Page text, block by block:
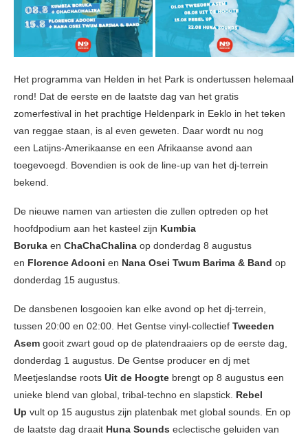
Het programma van Helden in het Park is ondertussen helemaal
rond! Dat de eerste en de laatste dag van het gratis
zomerfestival in het prachtige Heldenpark in Eeklo in het teken
van reggae staan, is al even geweten. Daar wordt nu nog
een Latijns-Amerikaanse en een Afrikaanse avond aan
toegevoegd. Bovendien is ook de line-up van het dj-terrein
bekend.
De nieuwe namen van artiesten die zullen optreden op het
hoofdpodium aan het kasteel zijn Kumbia
Boruka en ChaChaChalina op donderdag 8 augustus
en Florence Adooni en Nana Osei Twum Barima & Band op
donderdag 15 augustus.
De dansbenen losgooien kan elke avond op het dj-terrein,
tussen 20:00 en 02:00. Het Gentse vinyl-collectief Tweeden
Asem gooit zwart goud op de platendraaiers op de eerste dag,
donderdag 1 augustus. De Gentse producer en dj met
Meetjeslandse roots Uit de Hoogte brengt op 8 augustus een
unieke blend van global, tribal-techno en slapstick. Rebel
Up vult op 15 augustus zijn platenbak met global sounds. En op
de laatste dag draait Huna Sounds eclectische geluiden van